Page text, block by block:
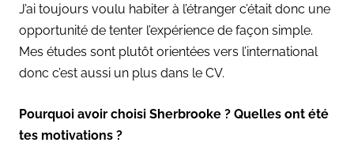
J’ai toujours voulu habiter à l’étranger c’était donc une
opportunité de tenter l’expérience de façon simple.
Mes études sont plutôt orientées vers l’international
donc c’est aussi un plus dans le CV.
Pourquoi avoir choisi Sherbrooke ? Quelles ont été
tes motivations ?